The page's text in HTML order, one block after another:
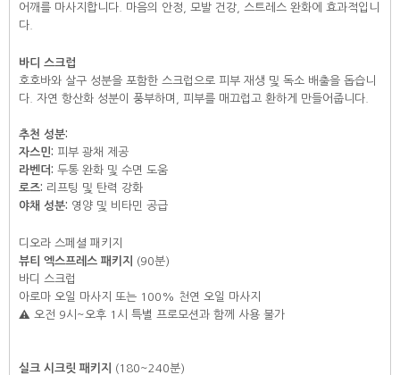
어깨를 마사지합니다. 마음의 안정, 모발 건강, 스트레스 완화에 효과적입니
다.
바디 스크럽
호호바와 살구 성분을 포함한 스크럽으로 피부 재생 및 독소 배출을 돕습니
다. 자연 항산화 성분이 풍부하며, 피부를 매끄럽고 환하게 만들어줍니다.
추천 성분:
자스민: 피부 광채 제공
라벤더: 두통 완화 및 수면 도움
로즈: 리프팅 및 탄력 강화
야채 성분: 영양 및 비타민 공급
디오라 스페셜 패키지
뷰티 엑스프레스 패키지
(90분)
바디 스크럽
아로마 오일 마사지 또는 100% 천연 오일 마사지
⚠️ 오전 9시~오후 1시 특별 프로모션과 함께 사용 불가
실크 시크릿 패키지
(180~240분)